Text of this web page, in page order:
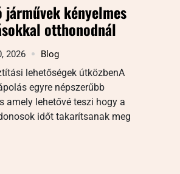
járművek kényelmes
otthonodnál
2026 Blog
lehetőségek útközbenA
egyre népszerűbb
amely lehetővé teszi hogy a
időt takarítsanak meg